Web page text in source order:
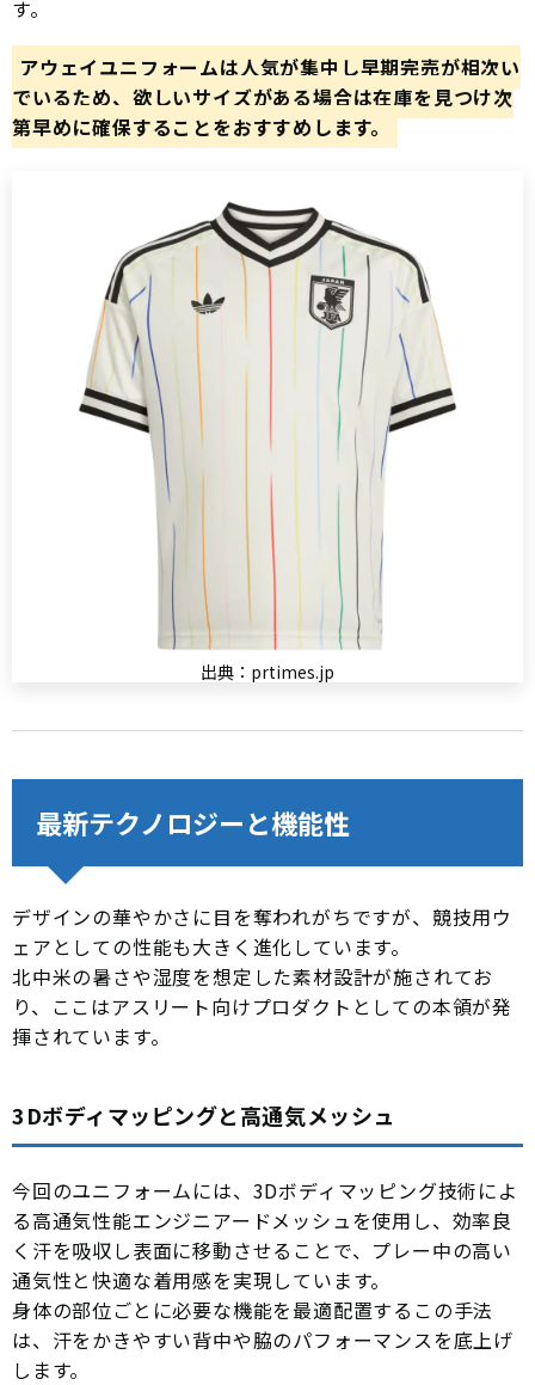
す。
アウェイユニフォームは人気が集中し早期完売が相次い
でいるため、欲しいサイズがある場合は在庫を見つけ次
第早めに確保することをおすすめします。
出典：prtimes.jp
最新テクノロジーと機能性
デザインの華やかさに目を奪われがちですが、競技用ウ
ェアとしての性能も大きく進化しています。
北中米の暑さや湿度を想定した素材設計が施されてお
り、ここはアスリート向けプロダクトとしての本領が発
揮されています。
3Dボディマッピングと高通気メッシュ
今回のユニフォームには、3Dボディマッピング技術によ
る高通気性能エンジニアードメッシュを使用し、効率良
く汗を吸収し表面に移動させることで、プレー中の高い
通気性と快適な着用感を実現しています。
身体の部位ごとに必要な機能を最適配置するこの手法
は、汗をかきやすい背中や脇のパフォーマンスを底上げ
します。